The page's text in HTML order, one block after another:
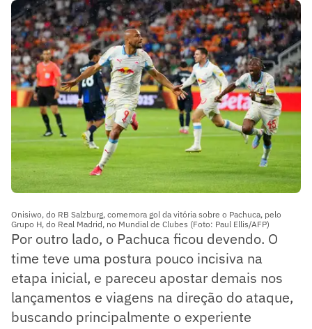
Onisiwo, do RB Salzburg, comemora gol da vitória sobre o Pachuca, pelo
Grupo H, do Real Madrid, no Mundial de Clubes (Foto: Paul Ellis/AFP)
Por outro lado, o Pachuca ficou devendo. O
time teve uma postura pouco incisiva na
etapa inicial, e pareceu apostar demais nos
lançamentos e viagens na direção do ataque,
buscando principalmente o experiente